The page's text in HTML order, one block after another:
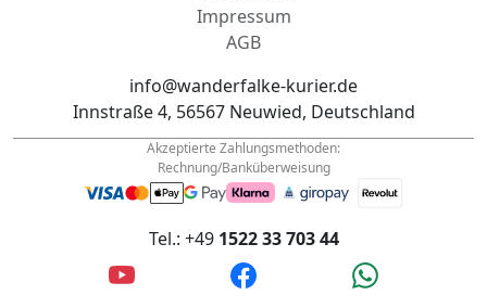
AGB
Innstraße 4, 56567 Neuwied, Deutschland
Akzeptierte Zahlungsmethoden:
Rechnung/Banküberweisung